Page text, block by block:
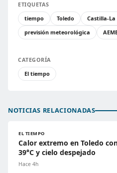
ETIQUETAS
tiempo
Toledo
Castilla-La
previsión meteorológica
CATEGORÍA
El tiempo
NOTICIAS RELACIONADAS
EL TIEMPO
Calor extremo en Toledo
39°C y cielo despejado
Hace 4h